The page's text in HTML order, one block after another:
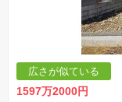
広さが似ている
1597万2000円